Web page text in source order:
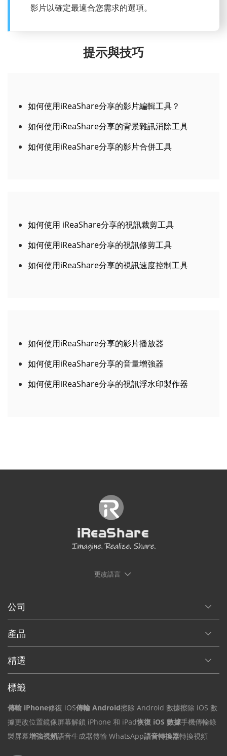
按鈕以新的播放速度儲存影片。
提示與技巧
如何使用iReaShare分享的影片編輯工具？
如何使用iReaShare分享的背景雜訊消除工具
如何使用iReaShare分享的影片合併工具
如何使用 iReaShare分享的視訊裁剪工具
如何使用iReaShare分享的視訊修剪工具
如何使用iReaShare分享的視訊速度控制工具
如何使用iReaShare分享的影片播放器
如何使用iReaShare分享的音量增強器
如何使用iReaShare分享的視訊浮水印製作器
更改語言
公司
產品
精選
標籤
傳輸 iPhone修復 iOS傳輸 Android擦除 Android 數據擦除 iOS 數
據更改位置鏡像屏幕解鎖 iPhone 和 iPad恢復 iOS 數據手機傳輸錄
製屏幕增強視頻語音生成器傳輸 WhatsApp語音轉換器轉換視頻